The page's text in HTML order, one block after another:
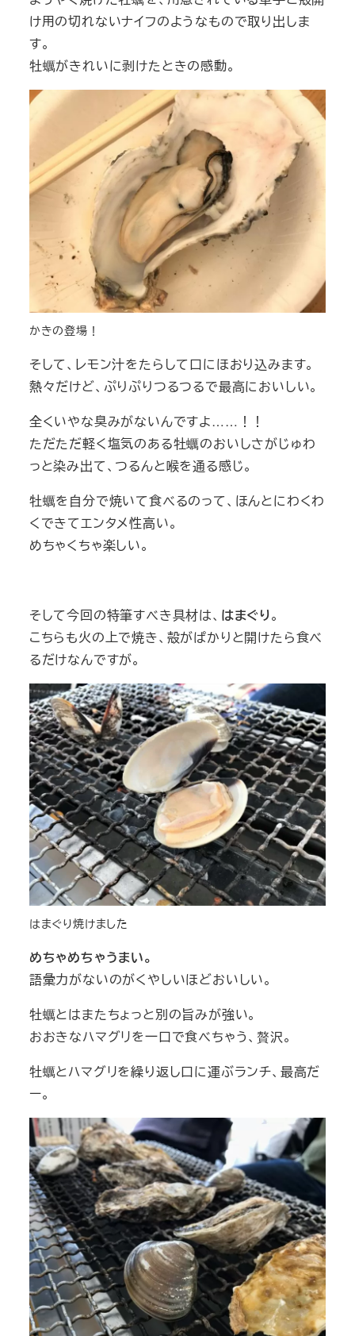
け用の切れないナイフのようなもので取り出しま
す。
牡蠣がきれいに剥けたときの感動。
かきの登場！
そして、レモン汁をたらして口にほおり込みます。
熱々だけど、ぷりぷりつるつるで最高においしい。
全くいやな臭みがないんですよ……！！
ただただ軽く塩気のある牡蠣のおいしさがじゅわ
っと染み出て、つるんと喉を通る感じ。
牡蠣を自分で焼いて食べるのって、ほんとにわくわ
くできてエンタメ性高い。
めちゃくちゃ楽しい。
そして今回の特筆すべき具材は、 はまぐり。
こちらも火の上で焼き、殻がぱかりと開けたら食べ
るだけなんですが。
はまぐり焼けました
めちゃめちゃうまい。
語彙力がないのがくやしいほどおいしい。
牡蠣とはまたちょっと別の旨みが強い。
おおきなハマグリを一口で食べちゃう、贅沢。
牡蠣とハマグリを繰り返し口に運ぶランチ、最高だ
ー。